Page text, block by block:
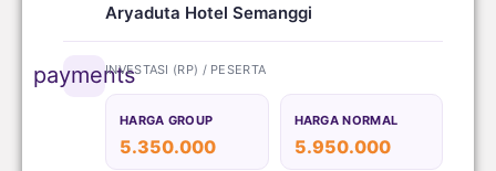
Aryaduta Hotel Semanggi
paymentsINVESTASI (RP) / PESERTA
HARGA GROUP
5.350.000
HARGA NORMAL
5.950.000